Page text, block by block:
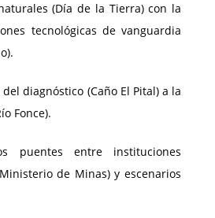
(Día de la Tierra) con la
tecnológicas de vanguardia
del diagnóstico (Caño El Pital) a la
Fonce).
puentes entre instituciones
de Minas) y escenarios